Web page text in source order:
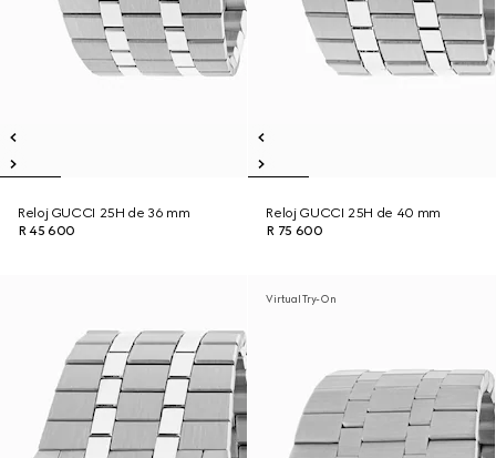
Reloj GUCCI 25H de 36 mm
R 45 600
Reloj GUCCI 25H de 40 mm
R 75 600
Virtual Try-On